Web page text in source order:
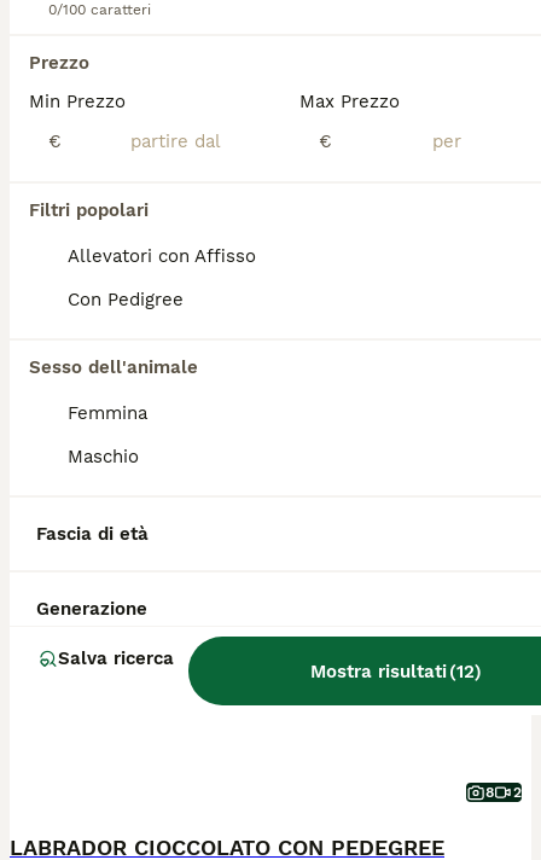
0/100 caratteri
Prezzo
Min Prezzo
€
Max Prezzo
€
Filtri popolari
Allevatori con Affisso
Con Pedigree
Sesso dell'animale
Femmina
Maschio
Fascia di età
Generazione
Salva ricerca
Mostra risultati(12)
Sesso
Cuccioli Labrador miele
Casalpusterlengo
PRO
8 2
LABRADOR CIOCCOLATO CON PEDEGREE